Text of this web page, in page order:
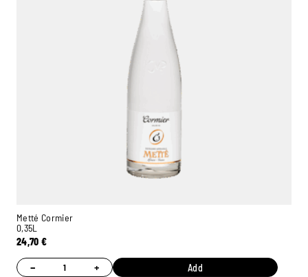
Metté Cormier
0,35L
24,70€
− + Add